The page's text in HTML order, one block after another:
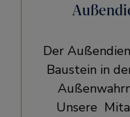
Der
Baustein in
Unsere